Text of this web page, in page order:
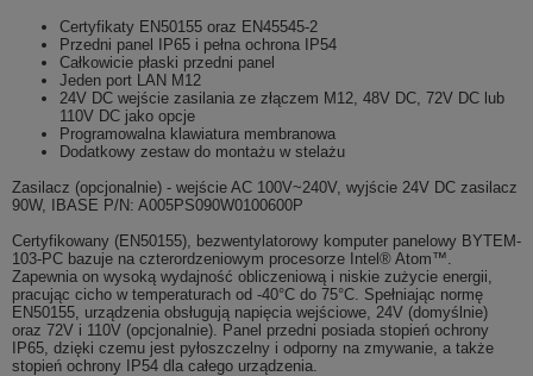
Certyfikaty EN50155 oraz EN45545-2
Przedni panel IP65 i pełna ochrona IP54
Całkowicie płaski przedni panel
Jeden port LAN M12
24V DC wejście zasilania ze złączem M12, 48V DC, 72V DC lub
110V DC jako opcje
Programowalna klawiatura membranowa
Dodatkowy zestaw do montażu w stelażu
Zasilacz (opcjonalnie) - wejście AC 100V~240V, wyjście 24V DC zasilacz
90W, IBASE P/N: A005PS090W0100600P
Certyfikowany (EN50155), bezwentylatorowy komputer panelowy BYTEM-
103-PC bazuje na czterordzeniowym procesorze Intel® Atom™.
Zapewnia on wysoką wydajność obliczeniową i niskie zużycie energii,
pracując cicho w temperaturach od -40°C do 75°C. Spełniając normę
EN50155, urządzenia obsługują napięcia wejściowe, 24V (domyślnie)
oraz 72V i 110V (opcjonalnie). Panel przedni posiada stopień ochrony
IP65, dzięki czemu jest pyłoszczelny i odporny na zmywanie, a także
stopień ochrony IP54 dla całego urządzenia.